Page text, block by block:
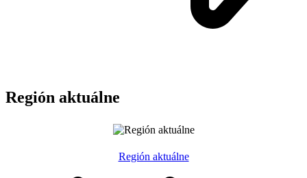
Región aktuálne
Región aktuálne